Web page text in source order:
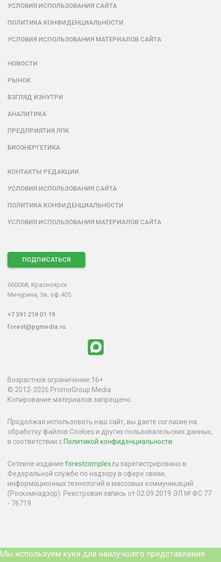
УСЛОВИЯ ИСПОЛЬЗОВАНИЯ САЙТА
ПОЛИТИКА КОНФИДЕНЦИАЛЬНОСТИ
УСЛОВИЯ ИСПОЛЬЗОВАНИЯ МАТЕРИАЛОВ САЙТА
НОВОСТИ
РЫНОК
ВЗГЛЯД ИЗНУТРИ
АНАЛИТИКА
ПРЕДПРИЯТИЯ ЛПК
БИОЭНЕРГЕТИКА
КОНТАКТЫ РЕДАКЦИИ
УСЛОВИЯ ИСПОЛЬЗОВАНИЯ САЙТА
ПОЛИТИКА КОНФИДЕНЦИАЛЬНОСТИ
УСЛОВИЯ ИСПОЛЬЗОВАНИЯ МАТЕРИАЛОВ САЙТА
ПОДПИСАТЬСЯ
660068, Красноярск
Мичурина, 3в, оф.405
+7 391 219 01 19
forest@pgmedia.ru
Возрастное ограничение 16+
© 2012-2026 PromoGroup Media
Копирование материалов запрещено.
Продолжая использовать наш сайт, вы даете согласие на
обработку файлов Cookies и других пользовательских данных,
в соответствии с Политикой конфиденциальности.
Сетевое издание forestcomplex.ru зарегистрировано в
Федеральной службе по надзору в сфере связи,
информационных технологий и массовых коммуникаций
(Роскомнадзор). Реестровая запись от 02.09.2019 ЭЛ № ФС 77
- 76719.
Мы используем куки для наилучшего представления